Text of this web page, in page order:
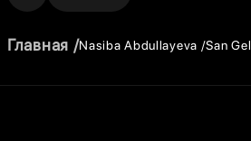
Главная Nasiba Abdullayeva San